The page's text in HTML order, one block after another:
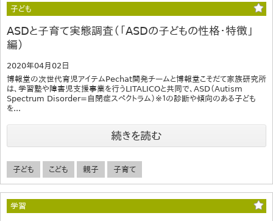
子ども
ASDと子育て実態調査（「ASDの子どもの性格・特徴」
編）
2020年04月02日
博報堂の次世代育児アイテムPechat開発チームと博報堂こそだて家族研究所
は、学習塾や障害児支援事業を行うLITALICOと共同で、ASD（Autism
Spectrum Disorder=自閉症スペクトラム）※１の診断や傾向のある子ども
を...
続きを読む
子ども こども 親子 子育て
学習